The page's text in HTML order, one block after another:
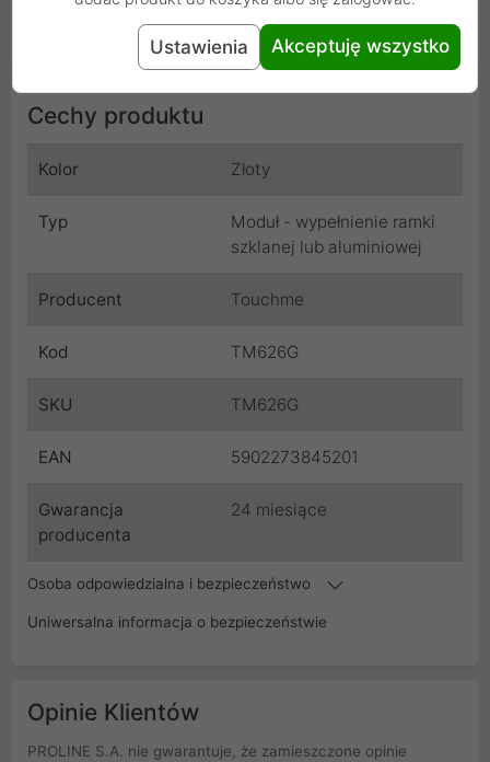
przeprowadzony przez osoby z odpowiednimi
kwalifikacjami i zawsze przy wyłączonym napięciu.
Cechy produktu
Kolor Złoty
Typ
Moduł - wypełnienie ramki
szklanej lub aluminiowej
Producent Touchme
Kod TM626G
SKU TM626G
EAN 5902273845201
Gwarancja
producenta
24 miesiące
Osoba odpowiedzialna i bezpieczeństwo
Uniwersalna informacja o bezpieczeństwie
Opinie Klientów
PROLINE S.A. nie gwarantuje, że zamieszczone opinie
Ustawienia Akceptuję wszystko